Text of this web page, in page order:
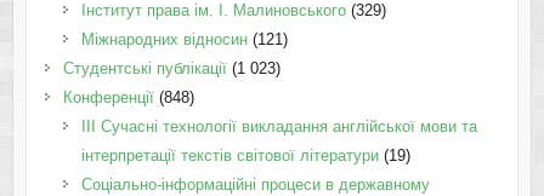
Інститут права ім. І. Малиновського(329)
Міжнародних відносин(121)
Студентські публікації(1 023)
Конференції(848)
III Сучасні технології викладання англійської мови та
інтерпретації текстів світової літератури(19)
Соціально-інформаційні процеси в державному